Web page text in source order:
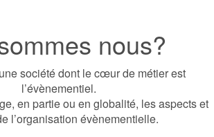
nous?
société dont le cœur de métier est
l’évènementiel.
en partie ou en globalité, les aspects et
l’organisation évènementielle.